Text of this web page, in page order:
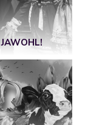
JAWOHL!